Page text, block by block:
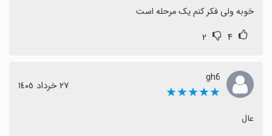
خوبه ولی فکر کنم یک مرحله است
۴ ۲
gh6
★★★★★ ٢٧ خرداد ١٤٠٥
عال